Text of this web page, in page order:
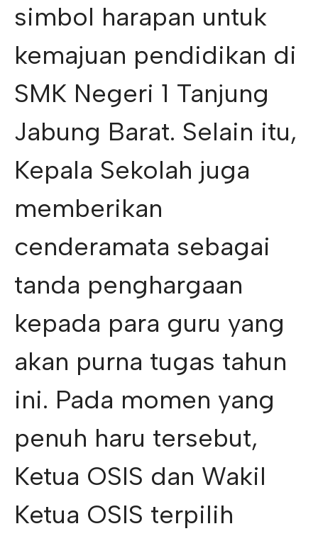
simbol harapan untuk
kemajuan pendidikan di
SMK Negeri 1 Tanjung
Jabung Barat. Selain itu,
Kepala Sekolah juga
memberikan
cenderamata sebagai
tanda penghargaan
kepada para guru yang
akan purna tugas tahun
ini. Pada momen yang
penuh haru tersebut,
Ketua OSIS dan Wakil
Ketua OSIS terpilih